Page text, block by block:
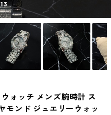
ォッチ メンズ腕時計 ス
モンド ジュエリーウォッ